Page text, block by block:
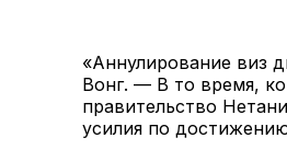
«Аннулирование виз
Вонг. — В то время,
правительство
усилия по